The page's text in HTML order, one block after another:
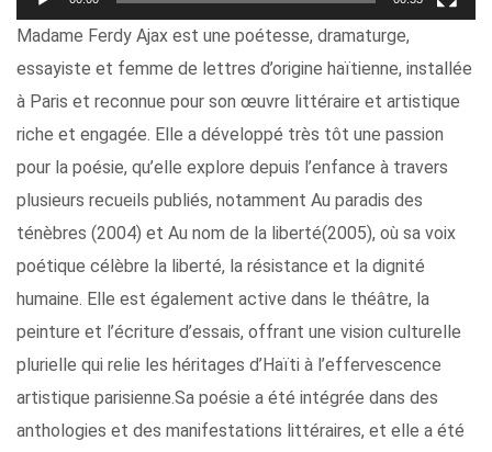
Madame Ferdy Ajax est une poétesse, dramaturge,
essayiste et femme de lettres d’origine haïtienne, installée
à Paris et reconnue pour son œuvre littéraire et artistique
riche et engagée. Elle a développé très tôt une passion
pour la poésie, qu’elle explore depuis l’enfance à travers
plusieurs recueils publiés, notamment Au paradis des
ténèbres (2004) et Au nom de la liberté(2005), où sa voix
poétique célèbre la liberté, la résistance et la dignité
humaine. Elle est également active dans le théâtre, la
peinture et l’écriture d’essais, offrant une vision culturelle
plurielle qui relie les héritages d’Haïti à l’effervescence
artistique parisienne.Sa poésie a été intégrée dans des
anthologies et des manifestations littéraires, et elle a été